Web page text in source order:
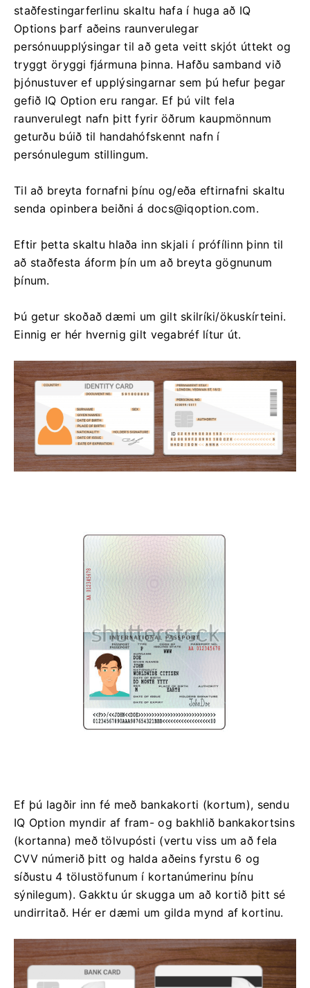
staðfestingarferlinu skaltu hafa í huga að IQ
Options þarf aðeins raunverulegar
persónuupplýsingar til að geta veitt skjót úttekt og
tryggt öryggi fjármuna þinna. Hafðu samband við
þjónustuver ef upplýsingarnar sem þú hefur þegar
gefið IQ Option eru rangar. Ef þú vilt fela
raunverulegt nafn þitt fyrir öðrum kaupmönnum
geturðu búið til handahófskennt nafn í
persónulegum stillingum.
Til að breyta fornafni þínu og/eða eftirnafni skaltu
senda opinbera beiðni á docs@iqoption.com.
Eftir þetta skaltu hlaða inn skjali í prófílinn þinn til
að staðfesta áform þín um að breyta gögnunum
þínum.
Þú getur skoðað dæmi um gilt skilríki/ökuskírteini.
Einnig er hér hvernig gilt vegabréf lítur út.
Ef þú lagðir inn fé með bankakorti (kortum), sendu
IQ Option myndir af fram- og bakhlið bankakortsins
(kortanna) með tölvupósti (vertu viss um að fela
CVV númerið þitt og halda aðeins fyrstu 6 og
síðustu 4 tölustöfunum í kortanúmerinu þínu
sýnilegum). Gakktu úr skugga um að kortið þitt sé
undirritað. Hér er dæmi um gilda mynd af kortinu.